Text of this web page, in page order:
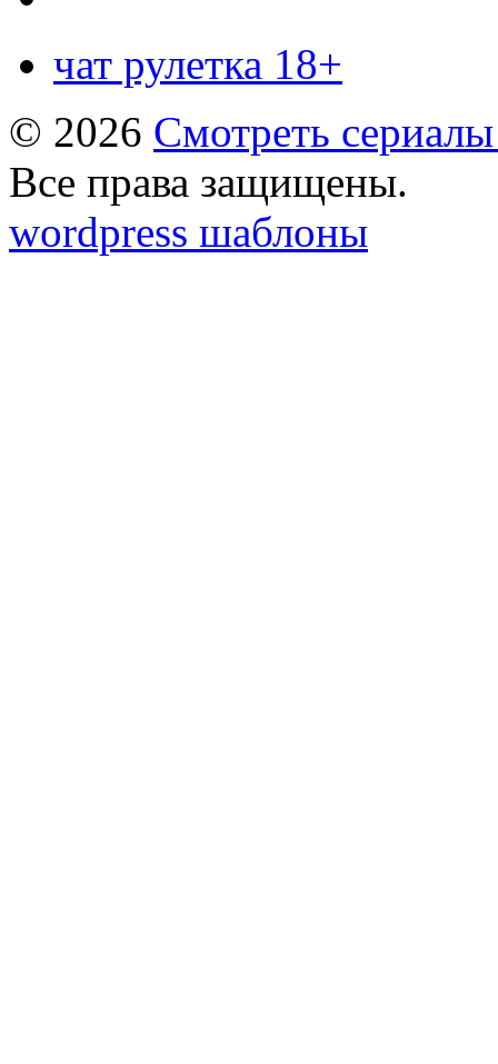
чат рулетка 18+
© 2026 Смотреть
Все права защищены.
wordpress шаблоны